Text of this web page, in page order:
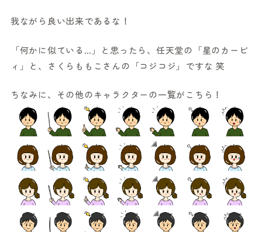
我ながら良い出来であるな！
「何かに似ている…」と思ったら、任天堂の「星のカービ
ィ」と、さくらももこさんの「コジコジ」ですな 笑
ちなみに、その他のキャラクターの一覧がこちら！